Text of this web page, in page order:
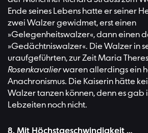
Ende seines Lebens hatte er seiner
zwei Walzer gewidmet, erst einen
»Gelegenheitswalzer«, dann einen
»Gedächtniswalzer«. Die Walzer in
uraufgeführten, zur Zeit Maria
Rosenkavalierwaren allerdings ein
Anachronismus. Die Kaiserin hätte
Walzer tanzen können, denn es gab
Lebzeiten noch nicht.